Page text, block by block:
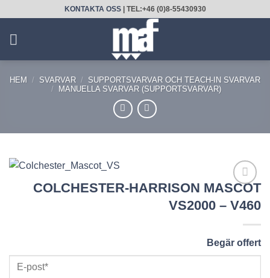
content
KONTAKTA OSS| TEL:+46 (0)8-55430930
HEM / SVARVAR /
SUPPORTSVARVAR OCH TEACH-IN SVARVAR
/
MANUELLA SVARVAR (SUPPORTSVARVAR)
TILL
PRODUKT!
COLCHESTER-HARRISON MASCOT
VS2000 – V460
Begär offert